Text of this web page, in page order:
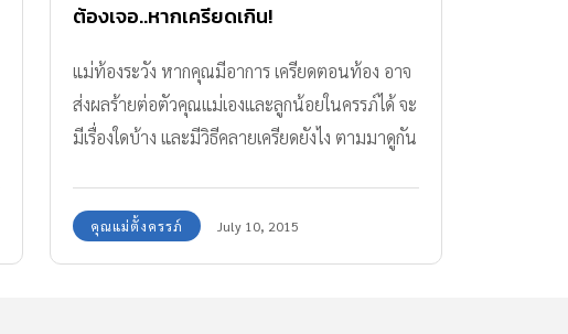
ต้องเจอ..หากเครียดเกิน!
แม่ท้องระวัง หากคุณมีอาการ เครียดตอนท้อง อาจ
ส่งผลร้ายต่อตัวคุณแม่เองและลูกน้อยในครรภ์ได้ จะ
มีเรื่องใดบ้าง และมีวิธีคลายเครียดยังไง ตามมาดูกัน
คุณแม่ตั้งครรภ์ July 10, 2015